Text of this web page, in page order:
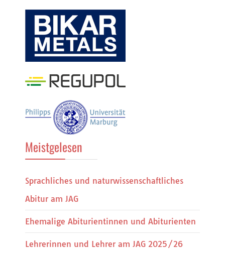
Meistgelesen
Sprachliches und naturwissenschaftliches
Abitur am JAG
Ehemalige Abiturientinnen und Abiturienten
Lehrerinnen und Lehrer am JAG 2025/26